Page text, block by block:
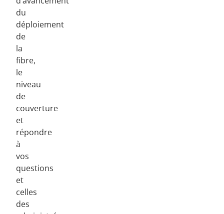
du
déploiement
de
la
fibre,
le
niveau
de
couverture
et
répondre
à
vos
questions
et
celles
des